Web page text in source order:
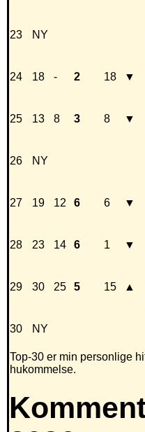
23 NY
24 18 - 2 18 ▼
25 13 8 3 8 ▼
26 NY
27 19 12 6 6 ▼
28 23 14 6 1 ▼
29 30 25 5 15 ▲
30 NY
Top-30 er min personlige
hukommelse.